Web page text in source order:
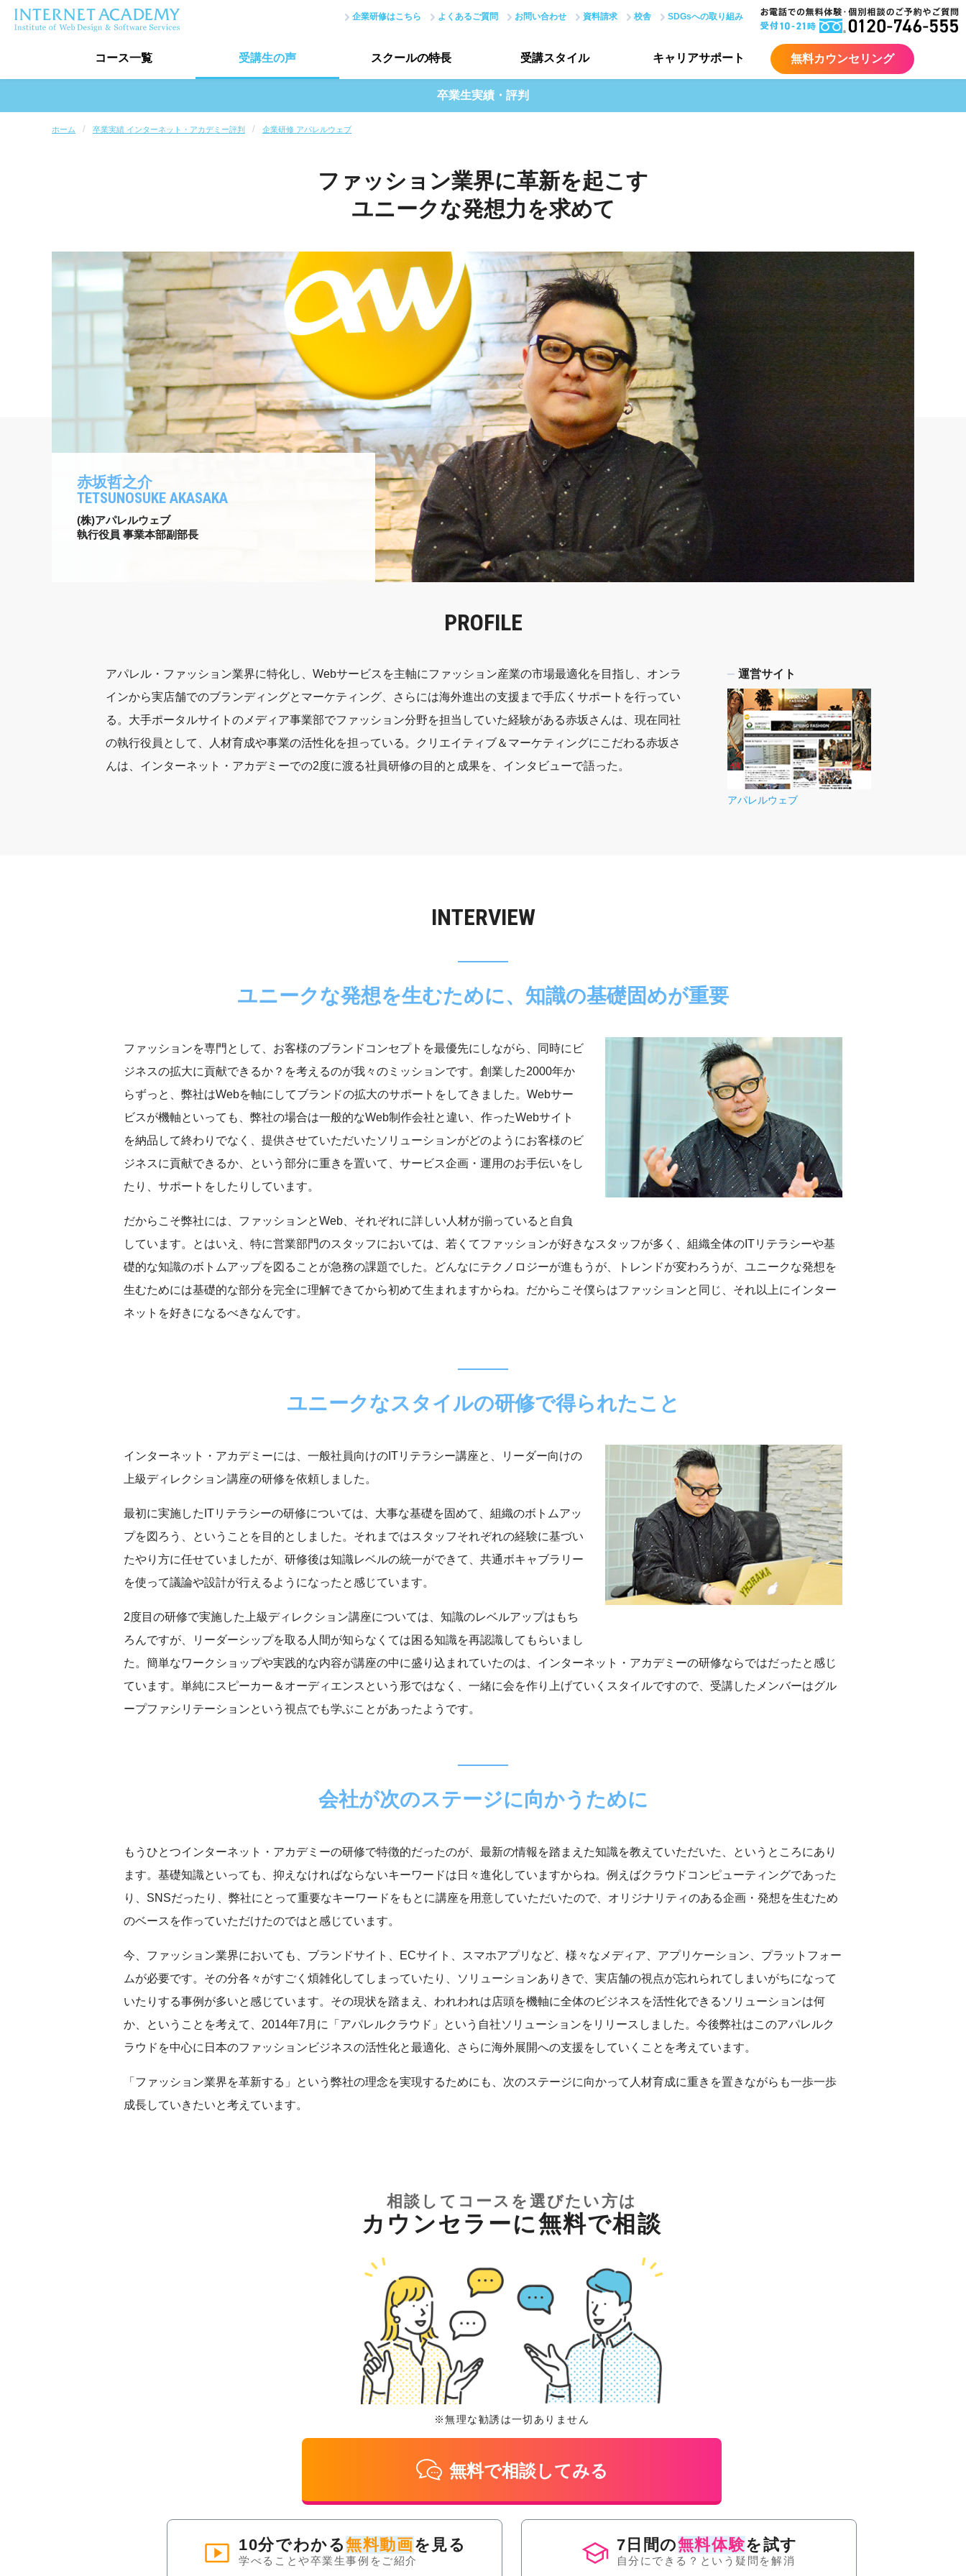
企業研修はこちら よくあるご質問 お問い合わせ 資料請求 校舎 SDGsへの取り組み
コース一覧 受講生の声
受講生の声トップ
スクールの特長
スクールの特長トップ
現場のノウハウ
最新で正確なスキル
アカデミーネットワーク
受講スタイル
受講スタイルトップ
授業評価アンケート
キャリアサポート 無料カウンセリング
卒業生実績・評判
ホーム 卒業実績 インターネット・アカデミー評判 企業研修 アパレルウェブ
ファッション業界に革新を起こす
ユニークな発想力を求めて
赤坂哲之介
TETSUNOSUKE AKASAKA
(株)アパレルウェブ
執行役員 事業本部副部長
PROFILE
アパレル・ファッション業界に特化し、Webサービスを主軸にファッション産業の市場最適化を目指し、オンラ
インから実店舗でのブランディングとマーケティング、さらには海外進出の支援まで手広くサポートを行ってい
る。大手ポータルサイトのメディア事業部でファッション分野を担当していた経験がある赤坂さんは、現在同社
の執行役員として、人材育成や事業の活性化を担っている。クリエイティブ＆マーケティングにこだわる赤坂さ
んは、インターネット・アカデミーでの2度に渡る社員研修の目的と成果を、インタビューで語った。
運営サイト
アパレルウェブ
INTERVIEW
ユニークな発想を生むために、 知識の基礎固めが重要
ファッションを専門として、お客様のブランドコンセプトを最優先にしながら、同時にビ
ジネスの拡大に貢献できるか？を考えるのが我々のミッションです。創業した2000年か
らずっと、弊社はWebを軸にしてブランドの拡大のサポートをしてきました。Webサー
ビスが機軸といっても、弊社の場合は一般的なWeb制作会社と違い、作ったWebサイト
を納品して終わりでなく、提供させていただいたソリューションがどのようにお客様のビ
ジネスに貢献できるか、という部分に重きを置いて、サービス企画・運用のお手伝いをし
たり、サポートをしたりしています。
だからこそ弊社には、ファッションとWeb、それぞれに詳しい人材が揃っていると自負
しています。とはいえ、特に営業部門のスタッフにおいては、若くてファッションが好きなスタッフが多く、組織全体のITリテラシーや基
礎的な知識のボトムアップを図ることが急務の課題でした。どんなにテクノロジーが進もうが、トレンドが変わろうが、ユニークな発想を
生むためには基礎的な部分を完全に理解できてから初めて生まれますからね。だからこそ僕らはファッションと同じ、それ以上にインター
ネットを好きになるべきなんです。
ユニークなスタイルの研修で得られたこと
インターネット・アカデミーには、一般社員向けのITリテラシー講座と、リーダー向けの
上級ディレクション講座の研修を依頼しました。
最初に実施したITリテラシーの研修については、大事な基礎を固めて、組織のボトムアッ
プを図ろう、ということを目的としました。それまではスタッフそれぞれの経験に基づい
たやり方に任せていましたが、研修後は知識レベルの統一ができて、共通ボキャブラリー
を使って議論や設計が行えるようになったと感じています。
2度目の研修で実施した上級ディレクション講座については、知識のレベルアップはもち
ろんですが、リーダーシップを取る人間が知らなくては困る知識を再認識してもらいまし
た。簡単なワークショップや実践的な内容が講座の中に盛り込まれていたのは、インターネット・アカデミーの研修ならではだったと感じ
ています。単純にスピーカー＆オーディエンスという形ではなく、一緒に会を作り上げていくスタイルですので、受講したメンバーはグル
ープファシリテーションという視点でも学ぶことがあったようです。
会社が次のステージに向かうために
もうひとつインターネット・アカデミーの研修で特徴的だったのが、最新の情報を踏まえた知識を教えていただいた、というところにあり
ます。基礎知識といっても、抑えなければならないキーワードは日々進化していますからね。例えばクラウドコンピューティングであった
り、SNSだったり、弊社にとって重要なキーワードをもとに講座を用意していただいたので、オリジナリティのある企画・発想を生むため
のベースを作っていただけたのではと感じています。
今、ファッション業界においても、ブランドサイト、ECサイト、スマホアプリなど、様々なメディア、アプリケーション、プラットフォー
ムが必要です。その分各々がすごく煩雑化してしまっていたり、ソリューションありきで、実店舗の視点が忘れられてしまいがちになって
いたりする事例が多いと感じています。その現状を踏まえ、われわれは店頭を機軸に全体のビジネスを活性化できるソリューションは何
か、ということを考えて、2014年7月に「アパレルクラウド」という自社ソリューションをリリースしました。今後弊社はこのアパレルク
ラウドを中心に日本のファッションビジネスの活性化と最適化、さらに海外展開への支援をしていくことを考えています。
「ファッション業界を革新する」という弊社の理念を実現するためにも、次のステージに向かって人材育成に重きを置きながらも一歩一歩
成長していきたいと考えています。
相談してコースを選びたい方は
カウンセラーに無料で相談
※無理な勧誘は一切ありません
無料で相談してみる
10分でわかる無料動画を見る
学べることや卒業生事例をご紹介
7日間の無料体験を試す
自分にできる？という疑問を解消